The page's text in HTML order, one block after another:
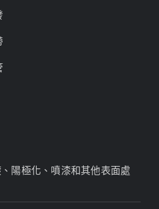
陽極化、噴漆和其他表面處